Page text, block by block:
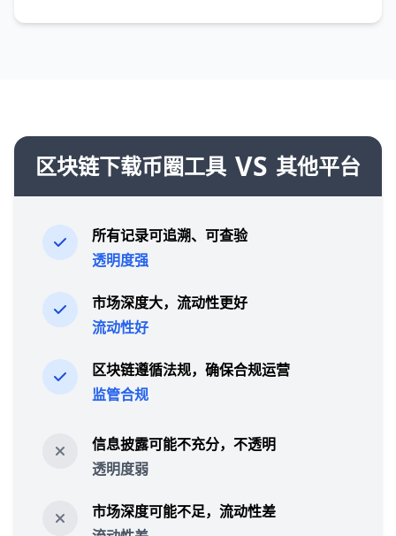
区块链下载币圈工具 VS 其他平台
所有记录可追溯、可查验
透明度强
市场深度大，流动性更好
流动性好
区块链遵循法规，确保合规运营
监管合规
信息披露可能不充分，不透明
透明度弱
市场深度可能不足，流动性差